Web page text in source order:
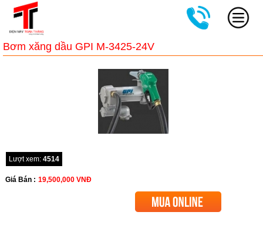
Bơm xăng dầu GPI M-3425-24V
Lượt xem: 4514
Giá Bán : 19,500,000 VNĐ